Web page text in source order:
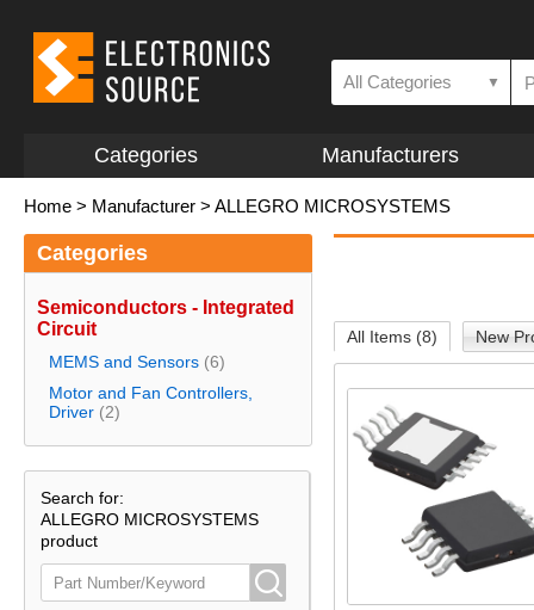
All Categories ▼
Categories Manufacturers
Home > Manufacturer > ALLEGRO MICROSYSTEMS
Categories
Semiconductors - Integrated
Circuit
MEMS and Sensors (6)
Motor and Fan Controllers,
Driver (2)
Search for:
ALLEGRO MICROSYSTEMS
product
All Items (8) New